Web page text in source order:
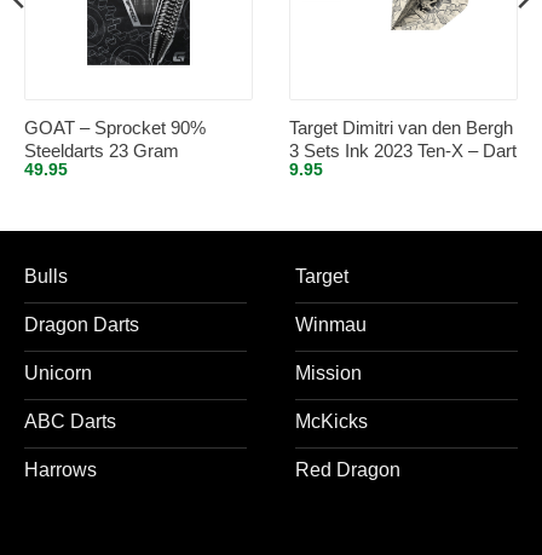
GOAT – Sprocket 90%
Steeldarts 23 Gram
49.95
Target Dimitri van den Bergh
3 Sets Ink 2023 Ten-X – Dart
Flights
9.95
Bulls
Dragon Darts
Unicorn
ABC Darts
Harrows
Target
Winmau
Mission
McKicks
Red Dragon